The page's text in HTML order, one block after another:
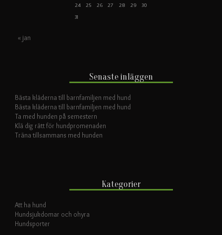
24
25 26 27 28 29
30
31
« jan
Senaste inläggen
Bästa kläderna till barnfamiljen med hund
Bästa kläderna till barnfamiljen med hund
Ta med hunden på semestern
Klä dig rätt för hundpromenaden
Träna tillsammans med hunden
Kategorier
Att ha hund
Hundsjukdomar och ohyra
Hundsporter